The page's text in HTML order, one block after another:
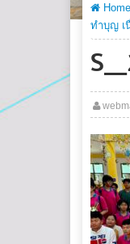
Home
ทำบุญ เ